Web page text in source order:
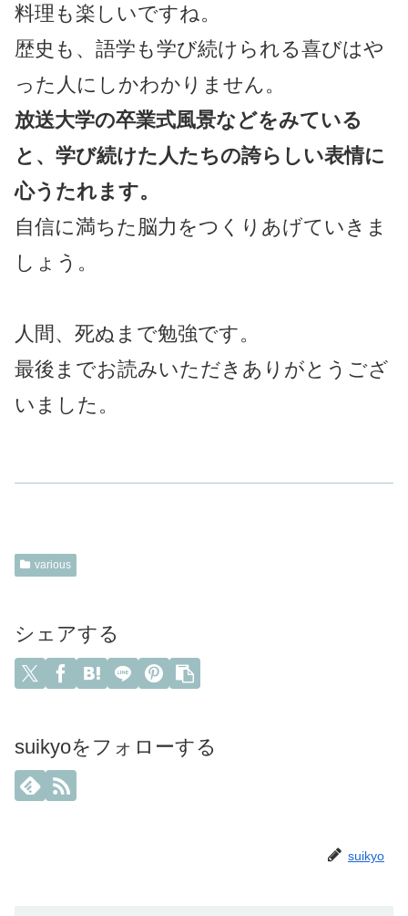
料理も楽しいですね。
歴史も、語学も学び続けられる喜びはや
った人にしかわかりません。
放送大学の卒業式風景などをみている
と、学び続けた人たちの誇らしい表情に
心うたれます。
自信に満ちた脳力をつくりあげていきま
しょう。
人間、死ぬまで勉強です。
最後までお読みいただきありがとうござ
いました。
various
シェアする
suikyoをフォローする
suikyo